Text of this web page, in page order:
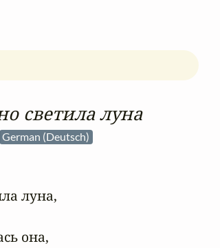
светила луна
German (Deutsch)
луна,
она,